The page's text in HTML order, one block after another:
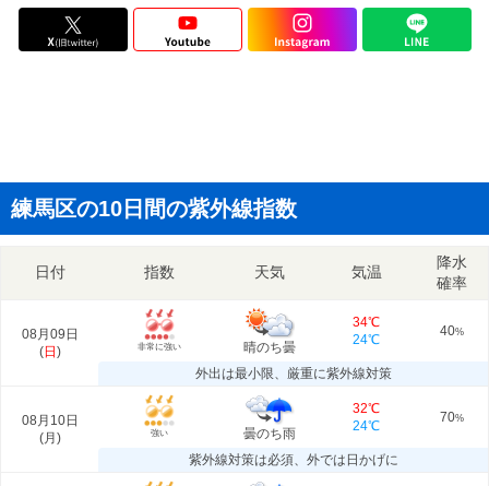
練馬区の10日間の紫外線指数
日付 指数 天気 気温
降水
確率
08月09日
(日 ) 非常に強い 晴のち曇
34℃
24℃
40%
外出は最小限、厳重に紫外線対策
08月10日
(月 ) 強い 曇のち雨
32℃
24℃
70%
紫外線対策は必須、外では日かげに